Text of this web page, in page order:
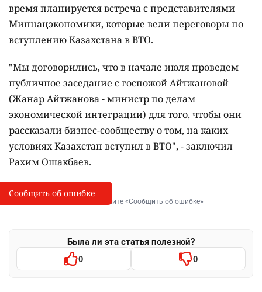
время планируется встреча с представителями
Миннацэкономики, которые вели переговоры по
вступлению Казахстана в ВТО.
"Мы договорились, что в начале июля проведем
публичное заседание с госпожой Айтжановой
(Жанар Айтжанова - министр по делам
экономической интеграции) для того, чтобы они
рассказали бизнес-сообществу о том, на каких
условиях Казахстан вступил в ВТО", - заключил
Рахим Ошакбаев.
I
Сообщить об опечатке
Выделите фрагмент и нажмите «Сообщить об ошибке»
Была ли эта статья полезной?
0 0
Сообщить об ошибке